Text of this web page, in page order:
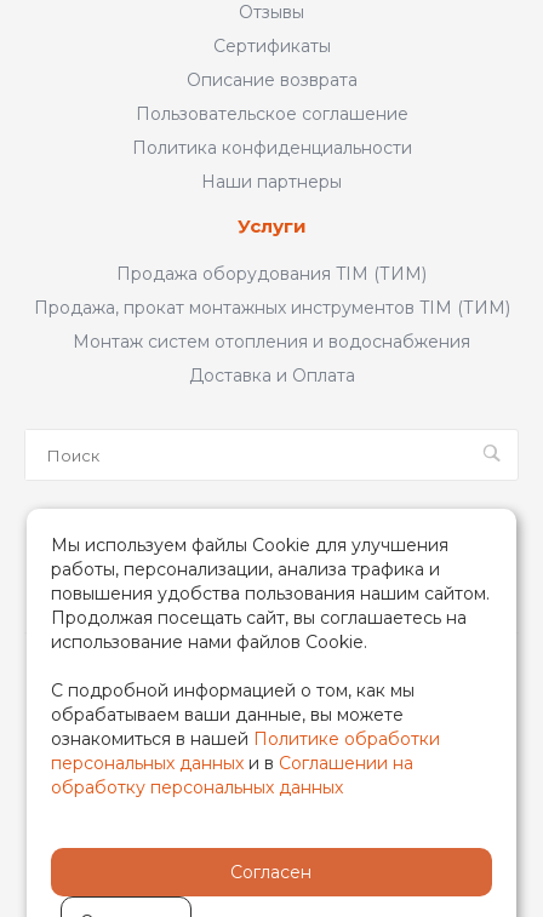
Отзывы
Сертификаты
Описание возврата
Пользовательское соглашение
Политика конфиденциальности
Наши партнеры
Услуги
Продажа оборудования TIM (ТИМ)
Продажа, прокат монтажных инструментов TIM (ТИМ)
Монтаж систем отопления и водоснабжения
Доставка и Оплата
2026 © TIM (ТИМ) Инженерная сантехника, Все права
защищены
ИП Гончаренко Надежда Николаевна
500708528433/319500700011740
Мы используем файлы Cookie для улучшения
работы, персонализации, анализа трафика и
повышения удобства пользования нашим сайтом.
Продолжая посещать сайт, вы соглашаетесь на
использование нами файлов Cookie.
С подробной информацией о том, как мы
обрабатываем ваши данные, вы можете
ознакомиться в нашей Политике обработки
персональных данных и в Соглашении на
обработку персональных данных
Согласен